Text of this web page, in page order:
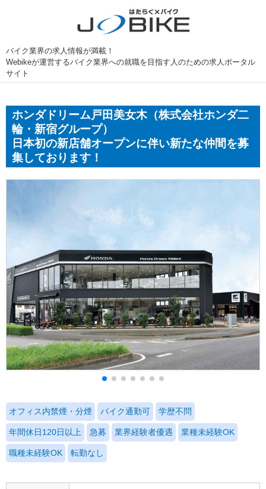
バイク業界の求人情報が満載！
Webikeが運営するバイク業界への就職を目指す人のための求人ポータル
サイト
ホンダドリーム戸田美女木（株式会社ホンダ二
輪・新宿グループ）
日本初の新店舗オープンに伴い新たな仲間を募
集しております！
オフィス内禁煙・分煙 バイク通勤可 学歴不問
年間休日120日以上 急募 業界経験者優遇 業種未経験OK
職種未経験OK 転勤なし